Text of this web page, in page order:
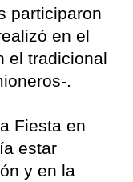
participaron
en el
el tradicional
.
Fiesta en
estar
y en la